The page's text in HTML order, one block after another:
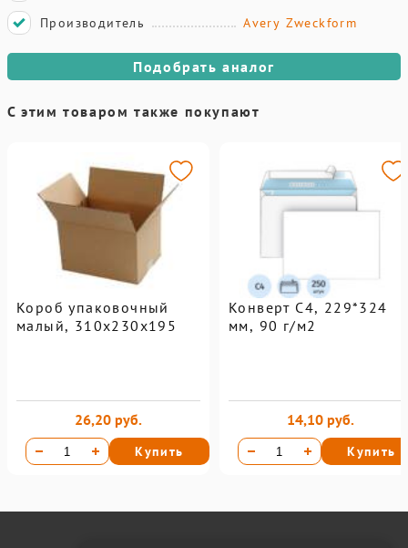
Производитель
Avery Zweckform
Подобрать аналог
С этим товаром также покупают
Короб упаковочный
малый, 310х230х195
26,20 руб.
Купить
Конверт С4, 229*324
мм, 90 г/м2
14,10 руб.
Купить